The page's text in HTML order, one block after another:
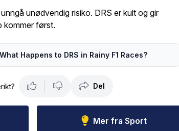
unødvendig risiko. DRS er kult og gir
kommer først.
What Happens to DRS in Rainy F1 Races?
Del
Mer fra Sport